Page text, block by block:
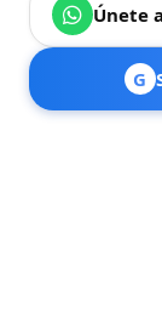
Únete
G